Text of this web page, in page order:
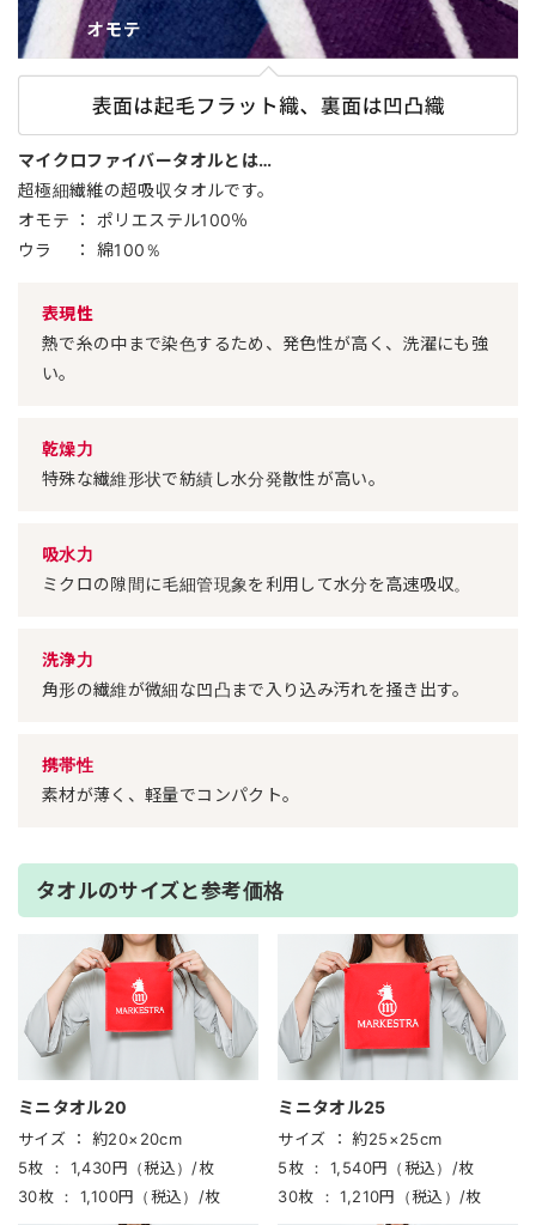
マイクロファイバータオルとは…
超極細繊維の超吸収タオルです。
オモテ ： ポリエステル100％
ウラ ： 綿100％
表現性
熱で糸の中まで染色するため、発色性が高く、洗濯にも強
い。
乾燥力
特殊な繊維形状で紡績し水分発散性が高い。
吸水力
ミクロの隙間に毛細管現象を利用して水分を高速吸収。
洗浄力
角形の繊維が微細な凹凸まで入り込み汚れを掻き出す。
携帯性
素材が薄く、軽量でコンパクト。
タオルのサイズと参考価格
ミニタオル20
サイズ ：
約20×20cm
5枚 ：
1,430円（税込）/枚
30枚 ：
1,100円（税込）/枚
ミニタオル25
サイズ ： 約25×25cm
5枚 ：
1,540円（税込）/枚
30枚 ： 1,210円（税込）/枚